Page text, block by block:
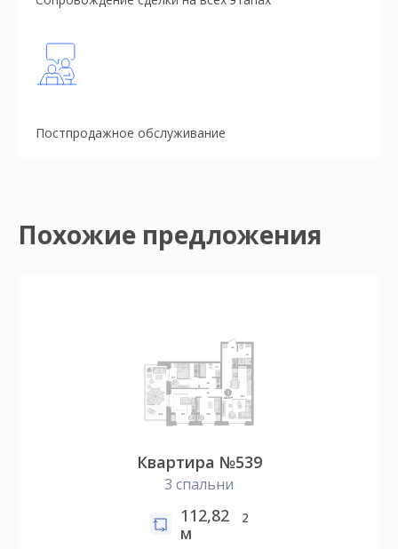
Постпродажное обслуживание
Похожие предложения
Квартира №539
3 спальни
112,82
м
2